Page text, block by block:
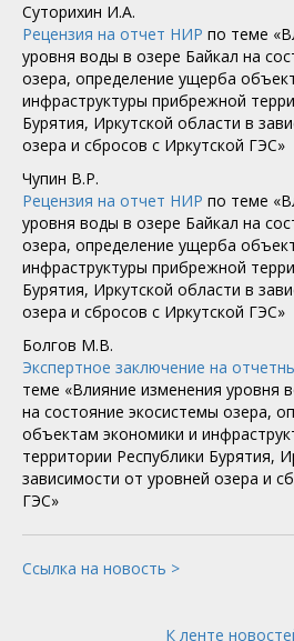
Суторихин И.А.
Рецензия на отчет НИР по теме
уровня воды в озере Байкал на
озера, определение ущерба
инфраструктуры прибрежной
Бурятия, Иркутской области в
озера и сбросов с Иркутской ГЭС»
Чупин В.Р.
Рецензия на отчет НИР по теме
уровня воды в озере Байкал на
озера, определение ущерба
инфраструктуры прибрежной
Бурятия, Иркутской области в
озера и сбросов с Иркутской ГЭС»
Болгов М.В.
Экспертное заключение на
теме «Влияние изменения уровня
на состояние экосистемы озера,
объектам экономики и
территории Республики Бурятия,
зависимости от уровней озера и
ГЭС»
Ссылка на новость >
К ленте